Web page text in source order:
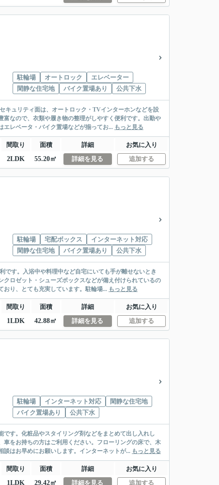
駐輪場
オートロック
エレベーター
閑静な住宅地
バイク置場あり 公共下水
キュリティ面は、オートロック・TVインターホンなどを設
なので、衣類や履き物の整理がしやすく便利です。出勤や
レベータ・バイク置場などが揃ってお... もっと見る
間取り 面積 詳細
お気に入り
2LDK 55.20㎡ 詳細を見る 追加する
駐輪場
宅配ボックス
インターネット対応
閑静な住宅地
バイク置場あり 公共下水
です。入浴中や料理中など自宅にいても手が離せないとき
ロゼット・シューズボックスなどが備え付けられているの
おり、とても充実しています。駐輪場... もっと見る
間取り 面積 詳細
お気に入り
1LDK 42.88㎡ 詳細を見る 追加する
駐輪場
インターネット対応
閑静な住宅地
バイク置場あり
公共下水
す。化粧品やスタイリング剤などをまとめて出し入れし
をお持ちの方はご利用ください。フローリングの床で、木
談はお早めにお願いします。インターネットが... もっと見る
間取り 面積 詳細
お気に入り
1LDK 29.42㎡ 詳細を見る 追加する